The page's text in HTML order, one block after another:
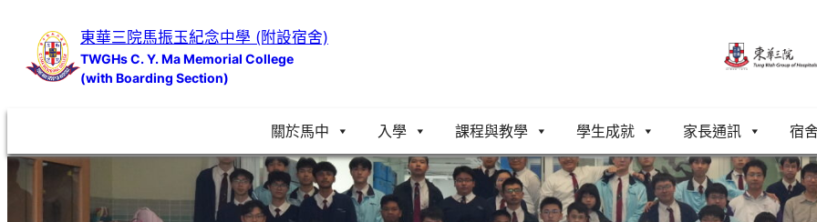
內
東華三院馬振玉紀念中學 (附設宿舍)
TWGHs C. Y. Ma Memorial College
(with Boarding Section)
關於馬中 入學 課程與教學 學生成就 家長通訊 宿